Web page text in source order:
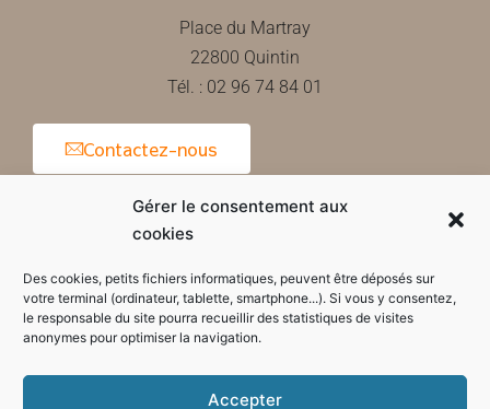
Gérer le consentement aux
cookies
Des cookies, petits fichiers informatiques, peuvent être déposés sur
votre terminal (ordinateur, tablette, smartphone...). Si vous y consentez,
le responsable du site pourra recueillir des statistiques de visites
anonymes pour optimiser la navigation.
Accepter
Place du Martray
22800 Quintin
Tél. : 02 96 74 84 01
Contactez-nous
Horaires d'ouverture de la mairie